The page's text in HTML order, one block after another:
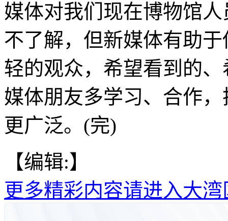
媒体对我们现在博物馆
不了解，但新媒体有助
轻的观众，希望看到的
媒体朋友多学习、合作
更广泛。(完)
【编辑:】
更多精彩内容请进入大湾